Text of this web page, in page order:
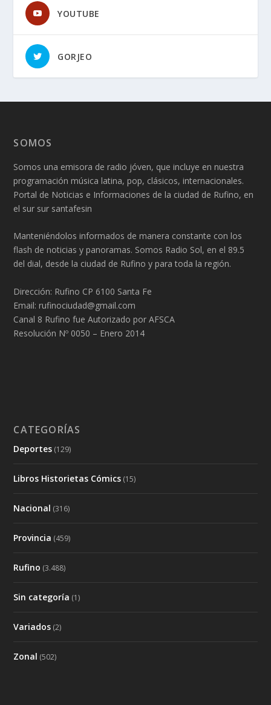
YOUTUBE
GORJEO
SOMOS
Somos una emisora de radio jóven, que incluye en nuestra
programación música latina, pop, clásicos, internacionales.
Portal de Noticias e Informaciones de la ciudad de Rufino, en
el sur sur santafesin
Manteniéndolos informados de manera constante con los
flash de noticias y panoramas. Somos Radio Sol, en el 89.5
del dial, desde la ciudad de Rufino y para toda la región.
Dirección: Rufino CP 6100 Santa Fe
Email: rufinociudad@gmail.com
Canal 8 Rufino fue Autorizado por AFSCA
Resolución Nº 0050 – Enero 2014
CATEGORÍAS
Deportes (129)
Libros Historietas Cómics (15)
Nacional (316)
Provincia (459)
Rufino (3.488)
Sin categoría (1)
Variados (2)
Zonal (502)